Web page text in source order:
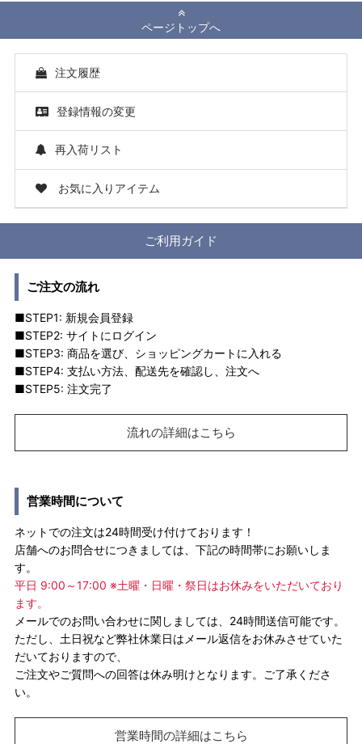
ページトップへ
注文履歴
登録情報の変更
再入荷リスト
お気に入りアイテム
ご利用ガイド
ご注文の流れ
■STEP1: 新規会員登録
■STEP2: サイトにログイン
■STEP3: 商品を選び、ショッピングカートに入れる
■STEP4: 支払い方法、配送先を確認し、注文へ
■STEP5: 注文完了
流れの詳細はこちら
営業時間について
ネットでの注文は24時間受け付けております！
店舗へのお問合せにつきましては、下記の時間帯にお願いしま
す。
平日 9:00～17:00 ※土曜・日曜・祭日はお休みをいただいており
ます。
メールでのお問い合わせに関しましては、24時間送信可能です。
ただし、土日祝など弊社休業日はメール返信をお休みさせていた
だいておりますので、
ご注文やご質問への回答は休み明けとなります。ご了承くださ
い。
営業時間の詳細はこちら